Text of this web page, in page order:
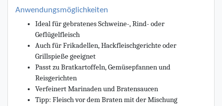
Anwendungsmöglichkeiten
Ideal für gebratenes Schweine-, Rind- oder
Geflügelfleisch
Auch für Frikadellen, Hackfleischgerichte oder
Grillspieße geeignet
Passt zu Bratkartoffeln, Gemüsepfannen und
Reisgerichten
Verfeinert Marinaden und Bratensaucen
Tipp: Fleisch vor dem Braten mit der Mischung